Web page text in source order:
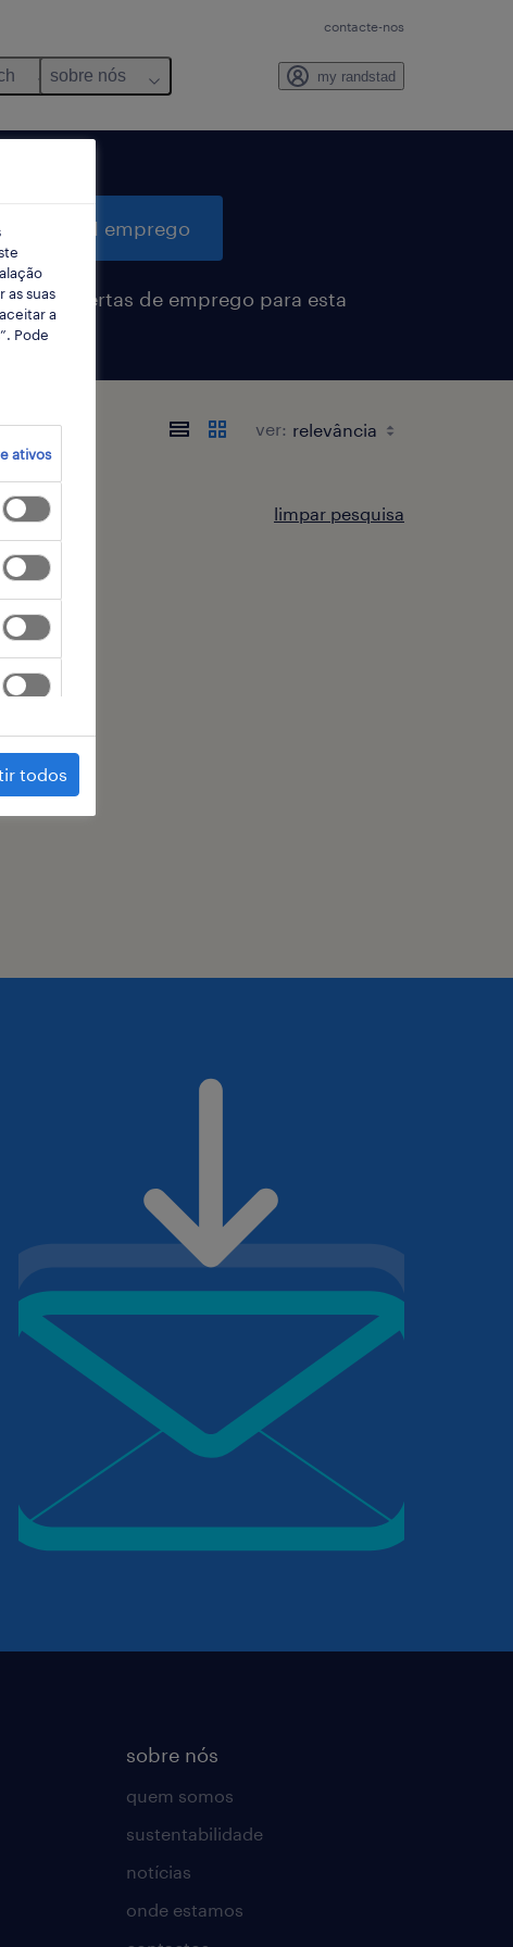
contacte-nos
sobre nós my randstad
1 emprego
alertas de emprego para esta
ver:
limpar pesquisa
sobre nós
quem somos
sustentabilidade
notícias
onde estamos
as suas
a
Pode
ativos
todos